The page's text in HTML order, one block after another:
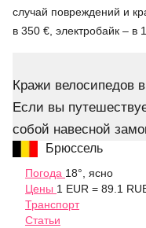
случай повреждений и
в 350 €, электробайк – в
Кражи велосипедов
Если вы
собой навесной
Брюссель
Погода 18°, ясно
Цены 1 EUR = 89.1
Транспорт
Статьи